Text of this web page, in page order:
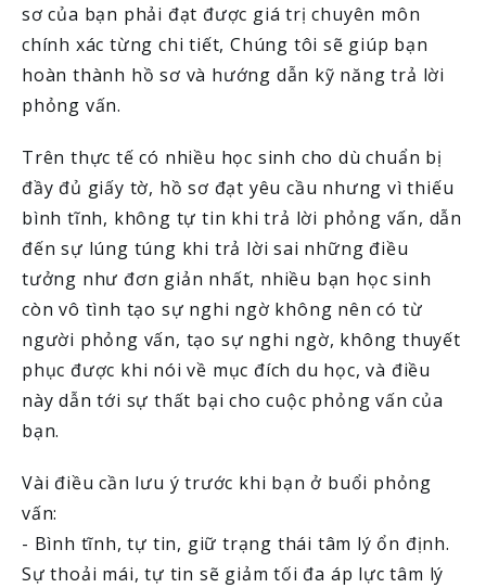
sơ của bạn phải đạt được giá trị chuyên môn
chính xác từng chi tiết, Chúng tôi sẽ giúp bạn
hoàn thành hồ sơ và hướng dẫn kỹ năng trả lời
phỏng vấn.
Trên thực tế có nhiều học sinh cho dù chuẩn bị
đầy đủ giấy tờ, hồ sơ đạt yêu cầu nhưng vì thiếu
bình tĩnh, không tự tin khi trả lời phỏng vấn, dẫn
đến sự lúng túng khi trả lời sai những điều
tưởng như đơn giản nhất, nhiều bạn học sinh
còn vô tình tạo sự nghi ngờ không nên có từ
người phỏng vấn, tạo sự nghi ngờ, không thuyết
phục được khi nói về mục đích du học, và điều
này dẫn tới sự thất bại cho cuộc phỏng vấn của
bạn.
Vài điều cần lưu ý trước khi bạn ở buổi phỏng
vấn:
- Bình tĩnh, tự tin, giữ trạng thái tâm lý ổn định.
Sự thoải mái, tự tin sẽ giảm tối đa áp lực tâm lý